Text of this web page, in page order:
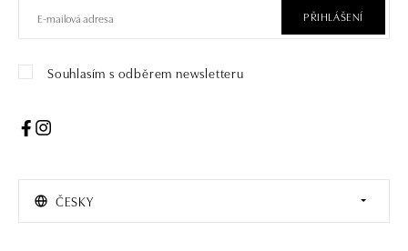
PŘIHLÁŠENÍ
Souhlasím s odběrem newsletteru
ČESKY